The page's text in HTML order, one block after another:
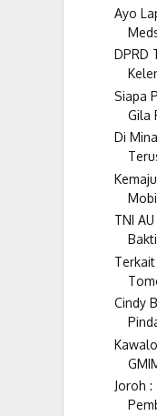
Ayo
DPRD
Siapa
Gila
Di
TNI
Cindy
Joroh